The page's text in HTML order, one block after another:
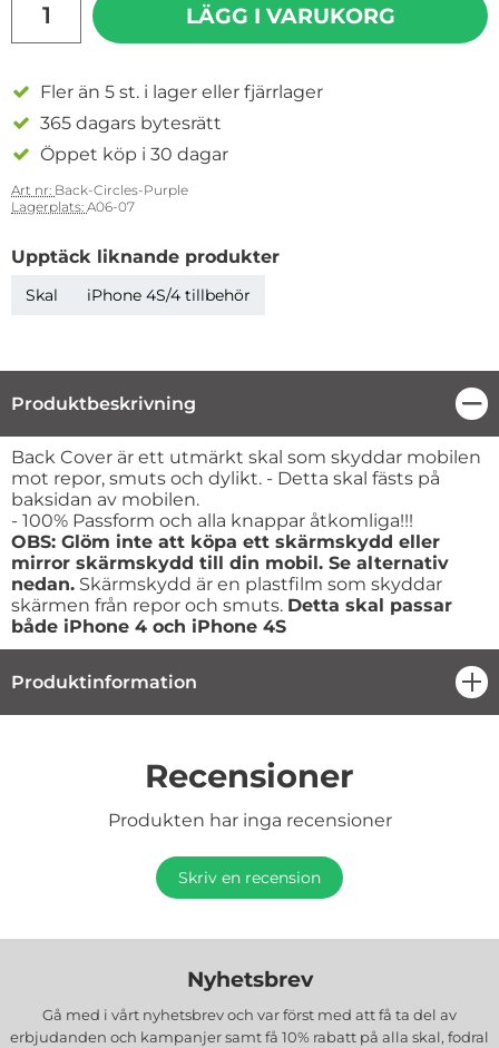
LÄGG I VARUKORG
Fler än 5 st. i lager eller fjärrlager
365 dagars bytesrätt
Öppet köp i 30 dagar
Art nr: Back-Circles-Purple
Lagerplats: A06-07
Upptäck liknande produkter
Skal iPhone 4S/4 tillbehör
Produktbeskrivning
Produktbeskrivning
Back Cover är ett utmärkt skal som skyddar mobilen
mot repor, smuts och dylikt. - Detta skal fästs på
baksidan av mobilen.
- 100% Passform och alla knappar åtkomliga!!!
OBS: Glöm inte att köpa ett skärmskydd eller
mirror skärmskydd till din mobil. Se alternativ
nedan. Skärmskydd är en plastfilm som skyddar
skärmen från repor och smuts. Detta skal passar
både iPhone 4 och iPhone 4S
Produktinformation
Recensioner
Produkten har inga recensioner
Skriv en recension
Nyhetsbrev
Gå med i vårt nyhetsbrev och var först med att få ta del av
erbjudanden och kampanjer samt få 10% rabatt på alla skal, fodral